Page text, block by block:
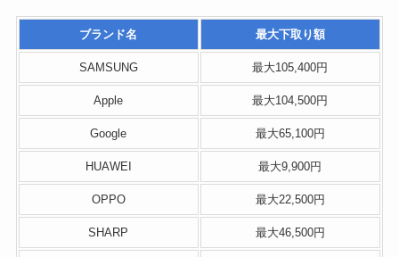
ブランド名 最大下取り額
SAMSUNG 最大105,400円
Apple 最大104,500円
Google 最大65,100円
HUAWEI 最大9,900円
OPPO 最大22,500円
SHARP 最大46,500円